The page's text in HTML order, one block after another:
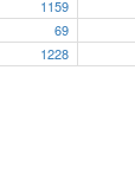
1159
69
1228